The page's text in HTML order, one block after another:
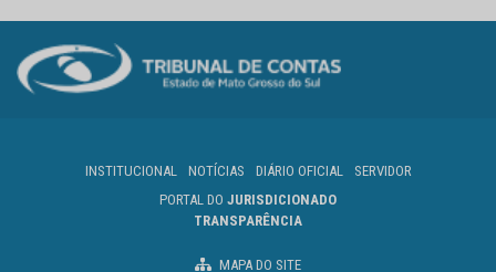
INSTITUCIONAL NOTÍCIAS DIÁRIO OFICIAL
SERVIDOR
PORTAL DO JURISDICIONADO
TRANSPARÊNCIA
MAPA DO SITE